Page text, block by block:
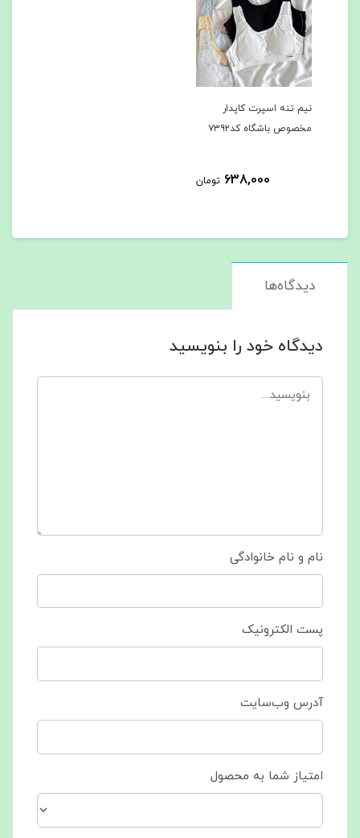
نیم تنه اسپرت کاپدار
مخصوص باشگاه کد۷۳۹۲
638,000 تومان
دیدگاه‌ها
دیدگاه خود را بنویسید
نام و نام خانوادگی
پست الکترونیک
آدرس وب‌سایت
امتیاز شما به محصول